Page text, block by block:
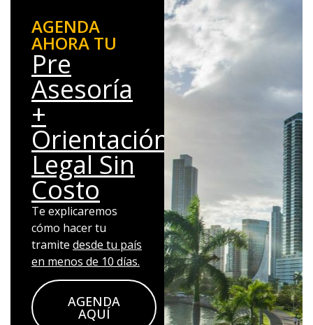
AGENDA
AHORA TU
Pre
Asesoría
+
Orientación
Legal Sin
Costo
Te explicaremos
cómo hacer tu
tramite desde tu país
en menos de 10 días.
AGENDA
AQUÍ